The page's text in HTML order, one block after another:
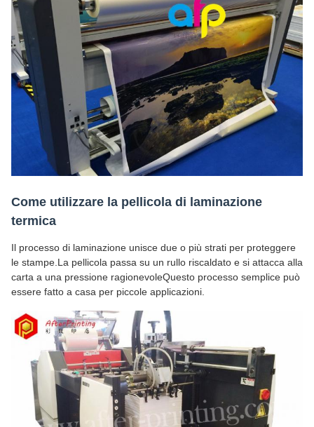
Come utilizzare la pellicola di laminazione
termica
Il processo di laminazione unisce due o più strati per proteggere
le stampe.La pellicola passa su un rullo riscaldato e si attacca alla
carta a una pressione ragionevoleQuesto processo semplice può
essere fatto a casa per piccole applicazioni.